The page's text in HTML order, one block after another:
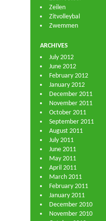
Zeilen
Zitvolleybal
Zwemmen
ARCHIVES
July 2012
June 2012
February 2012
January 2012
December 2011
November 2011
October 2011
September 2011
August 2011
July 2011
June 2011
May 2011
April 2011
March 2011
February 2011
January 2011
December 2010
November 2010